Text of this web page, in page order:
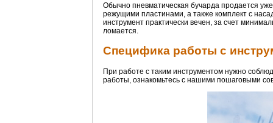
Обычно пневматическая бучарда продается
режущими пластинами, а также комплект с
инструмент практически вечен, за счет
ломается.
Специфика работы с
При работе с таким инструментом нужно
работы, ознакомьтесь с нашими пошаговыми